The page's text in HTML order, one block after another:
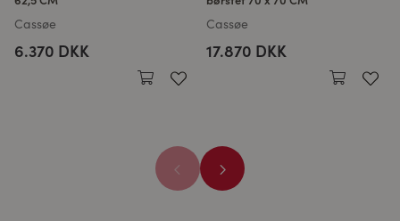
Cassøe
6.370 DKK
Cassøe
17.870 DKK